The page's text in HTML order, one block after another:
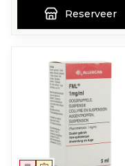
Reserveer